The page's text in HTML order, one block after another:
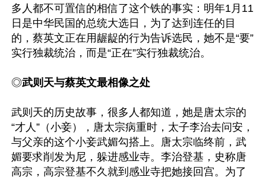
多人都不可置信的相信了这个铁的事实：明年1月11
日是中华民国的总统大选日，为了达到连任的目
的，蔡英文正在用龌龊的行为告诉选民，她不是“要”
实行独裁统治，而是“正在”实行独裁统治。
◎武则天与蔡英文最相像之处
武则天的历史故事，很多人都知道，她是唐太宗的
“才人”（小妾），唐太宗病重时，太子李治去问安，
与父亲的这个小妾武媚勾搭上。唐太宗临终前，武
媚要求削发为尼，躲进感业寺。李治登基，史称唐
高宗，高宗登基不久就到感业寺把她接回宫。为了